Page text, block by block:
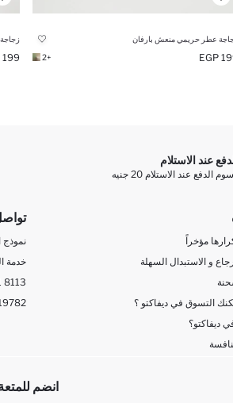
عطر حريمي منعش بارفان
199
+2
199 EGP
عند الاستلام
الدفع عند الاستلام 20 جنيه
مؤخراً
و الاستبدال السهلة
التسوق في ديفاكتو ؟
ديفاكتو؟
نموذج
خدمة
8113
انضم